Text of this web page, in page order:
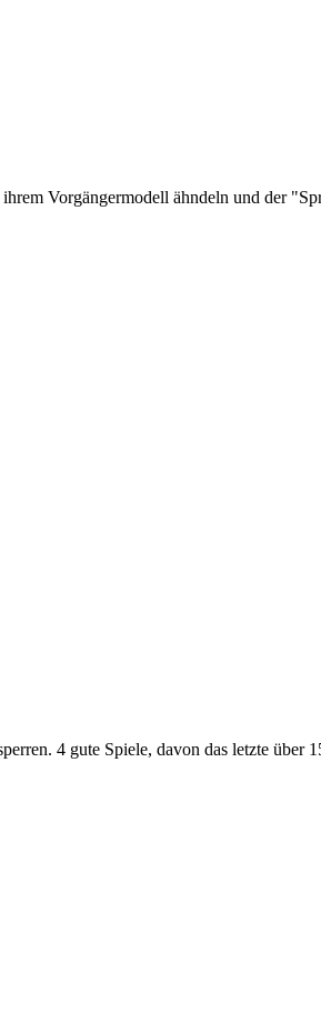
Vorgängermodell ähndeln und der
4 gute Spiele, davon das letzte über